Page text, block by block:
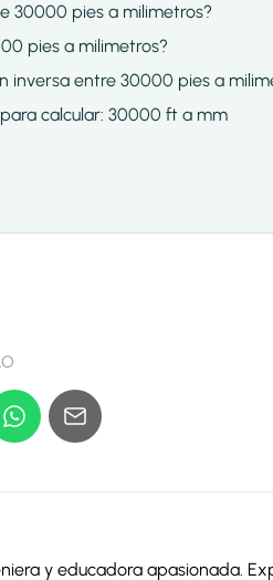
30000 pies a milimetros?
pies a milimetros?
inversa entre 30000 pies a
calcular: 30000 ft a mm
y educadora apasionada.